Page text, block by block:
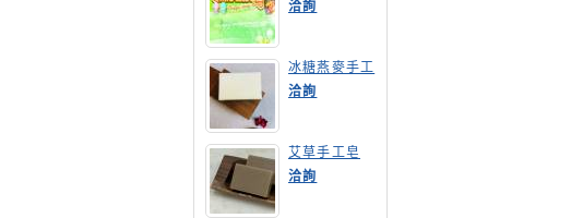
訓班
洽詢
冰糖燕麥手工
皂
洽詢
艾草手工皂
洽詢